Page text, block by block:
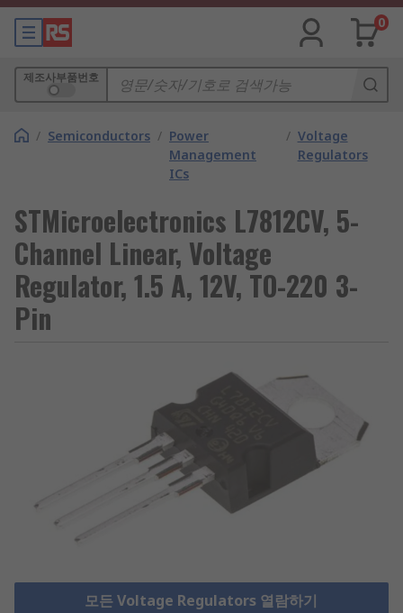
0
제조사부품번호
/ Semiconductors / Power
Management
ICs
/ Voltage
Regulators
STMicroelectronics L7812CV, 5-
Channel Linear, Voltage
Regulator, 1.5 A, 12V, TO-220 3-
Pin
모든 Voltage Regulators 열람하기